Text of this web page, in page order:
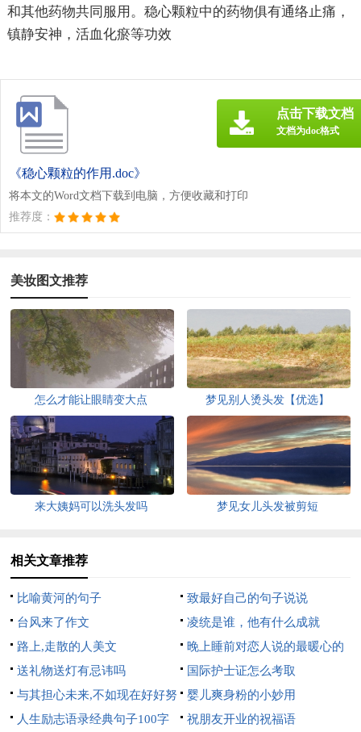
和其他药物共同服用。稳心颗粒中的药物俱有通络止痛，
镇静安神，活血化瘀等功效
《稳心颗粒的作用.doc》
将本文的Word文档下载到电脑，方便收藏和打印
推荐度：
点击下载文档
文档为doc格式
美妆图文推荐
怎么才能让眼睛变大点 梦见别人烫头发【优选】
来大姨妈可以洗头发吗 梦见女儿头发被剪短
相关文章推荐
比喻黄河的句子
致最好自己的句子说说
台风来了作文
凌统是谁，他有什么成就
路上,走散的人美文
晚上睡前对恋人说的最暖心的
话
送礼物送灯有忌讳吗
国际护士证怎么考取
与其担心未来,不如现在好好努
力美文
婴儿爽身粉的小妙用
人生励志语录经典句子100字
祝朋友开业的祝福语